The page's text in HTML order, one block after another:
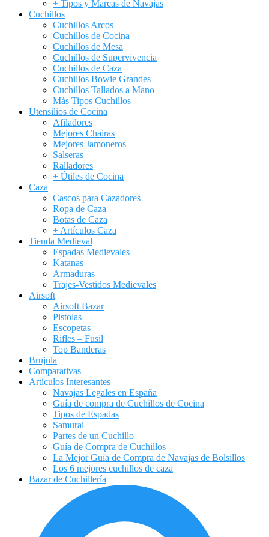
+ Tipos y Marcas de Navajas
Cuchillos
Cuchillos Arcos
Cuchillos de Cocina
Cuchillos de Mesa
Cuchillos de Supervivencia
Cuchillos de Caza
Cuchillos Bowie Grandes
Cuchillos Tallados a Mano
Más Tipos Cuchillos
Utensilios de Cocina
Afiladores
Mejores Chairas
Mejores Jamoneros
Salseras
Ralladores
+ Útiles de Cocina
Caza
Cascos para Cazadores
Ropa de Caza
Botas de Caza
+ Artículos Caza
Tienda Medieval
Espadas Medievales
Katanas
Armaduras
Trajes-Vestidos Medievales
Airsoft
Airsoft Bazar
Pistolas
Escopetas
Rifles – Fusil
Top Banderas
Brujula
Comparativas
Artículos Interesantes
Navajas Legales en España
Guía de compra de Cuchillos de Cocina
Tipos de Espadas
Samurai
Partes de un Cuchillo
Guía de Compra de Cuchillos
La Mejor Guía de Compra de Navajas de Bolsillos
Los 6 mejores cuchillos de caza
Bazar de Cuchillería